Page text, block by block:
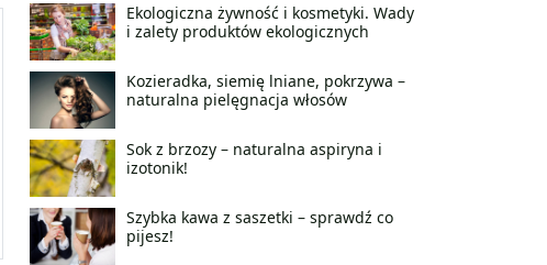
Ekologiczna żywność i kosmetyki. Wady
i zalety produktów ekologicznych
Kozieradka, siemię lniane, pokrzywa –
naturalna pielęgnacja włosów
Sok z brzozy – naturalna aspiryna i
izotonik!
Szybka kawa z saszetki – sprawdź co
pijesz!